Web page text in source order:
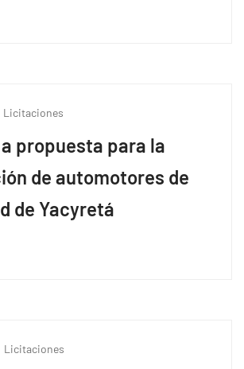
Licitaciones
propuesta para la
de automotores de
de Yacyretá
Licitaciones